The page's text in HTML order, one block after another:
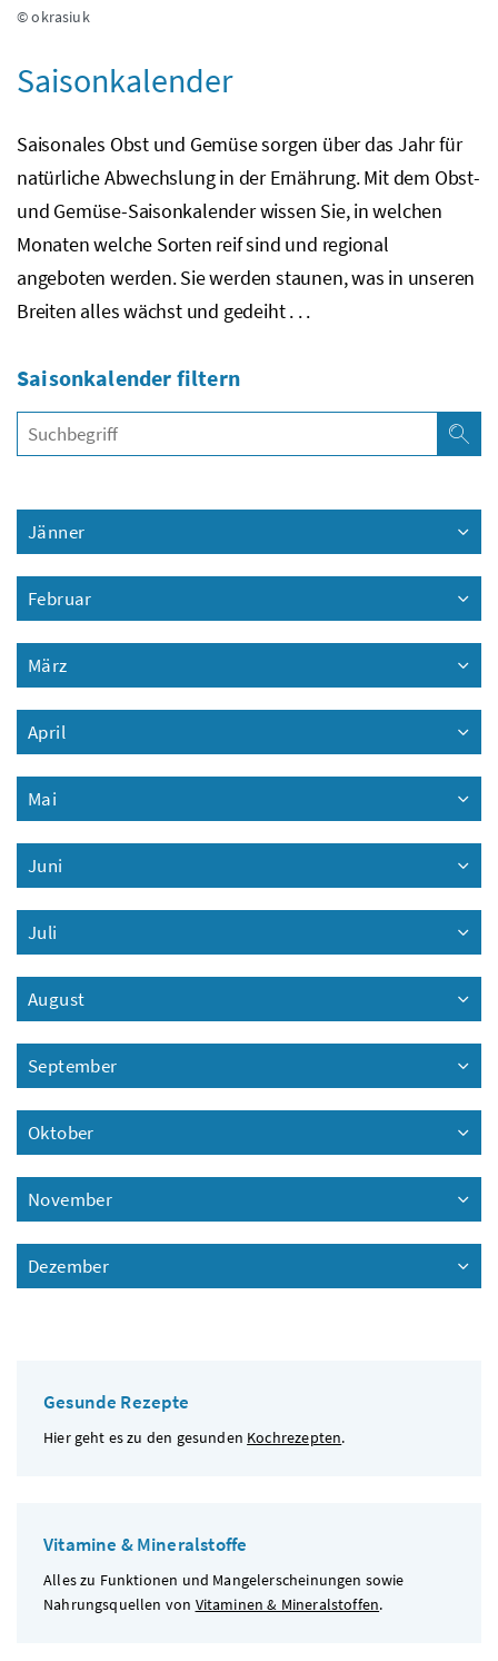
© okrasiuk
Saisonkalender
Saisonales Obst und Gemüse sorgen über das Jahr für
natürliche Abwechslung in der Ernährung. Mit dem Obst-
und Gemüse-Saisonkalender wissen Sie, in welchen
Monaten welche Sorten reif sind und regional
angeboten werden. Sie werden staunen, was in unseren
Breiten alles wächst und gedeiht . . .
Saisonkalender filtern
Jänner
Februar
März
April
Mai
Juni
Juli
August
September
Oktober
November
Dezember
Gesunde Rezepte
Hier geht es zu den gesunden Kochrezepten.
Vitamine & Mineralstoffe
Alles zu Funktionen und Mangelerscheinungen sowie
Nahrungsquellen von Vitaminen & Mineralstoffen.